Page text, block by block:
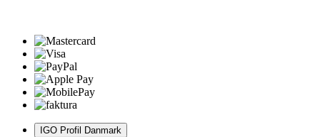
IGO Profil Danmark